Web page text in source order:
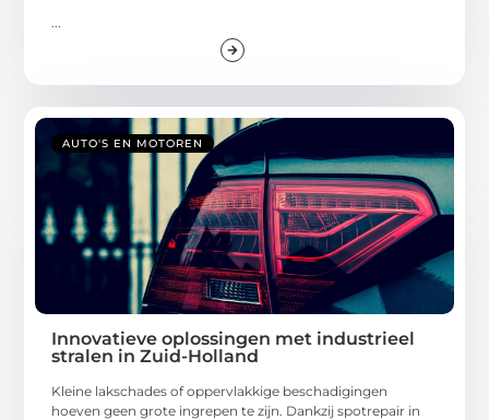
AUTO'S EN MOTOREN
Innovatieve oplossingen met industrieel
stralen in Zuid-Holland
Kleine lakschades of oppervlakkige beschadigingen
hoeven geen grote ingrepen te zijn. Dankzij spotrepair in